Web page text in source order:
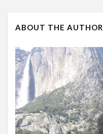
ABOUT THE AUTHOR